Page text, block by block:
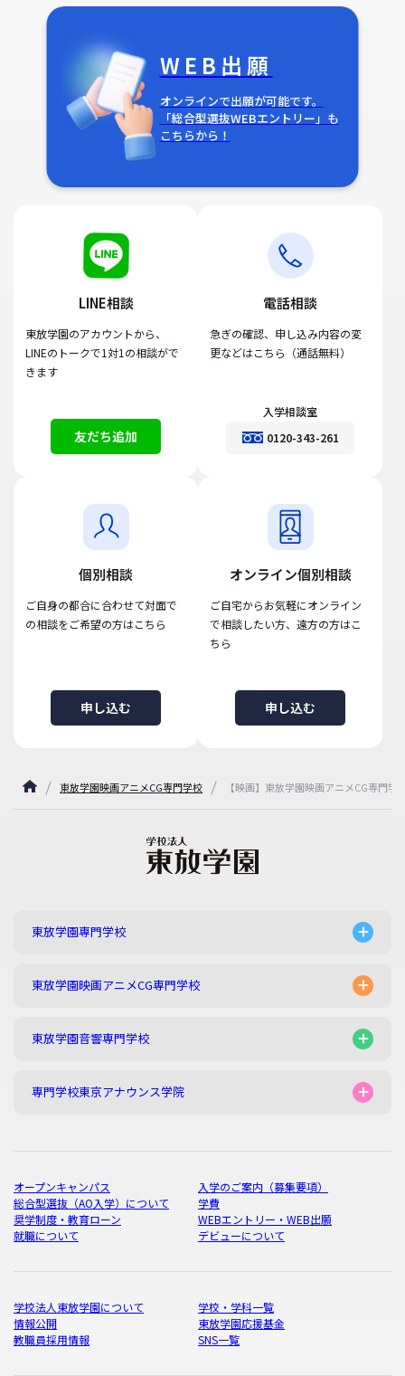
WEB出願
オンラインで出願が可能です。
「総合型選抜WEBエントリー」も
こちらから！
LINE相談
東放学園のアカウントから、
LINEのトークで1対1の相談がで
きます
友だち追加
電話相談
急ぎの確認、申し込み内容の変
更などはこちら（通話無料）
入学相談室
0120-343-261
個別相談
ご自身の都合に合わせて対面で
の相談をご希望の方はこちら
申し込む
オンライン個別相談
ご自宅からお気軽にオンライン
で相談したい方、遠方の方はこ
ちら
申し込む
東放学園映画アニメCG専門学校 【映画】東放学園映画アニメCG専門学
東放学園専門学校
東放学園映画アニメCG専門学校
東放学園音響専門学校
専門学校東京アナウンス学院
オープンキャンパス
入学のご案内（募集要項）
総合型選抜（AO入学）について
学費
奨学制度・教育ローン
WEBエントリー・WEB出願
就職について
デビューについて
学校法人東放学園について
学校・学科一覧
情報公開
東放学園応援基金
教職員採用情報
SNS一覧